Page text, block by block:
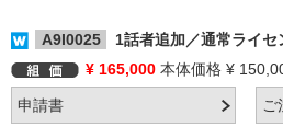
A9I0025
1話者追加／通常ライセ
¥ 165,000 本体価格 ¥